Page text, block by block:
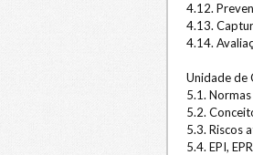
4.12.
4.13.
4.14.
Unidade de
5.1.
5.2.
5.3. Riscos
5.4. EPI,